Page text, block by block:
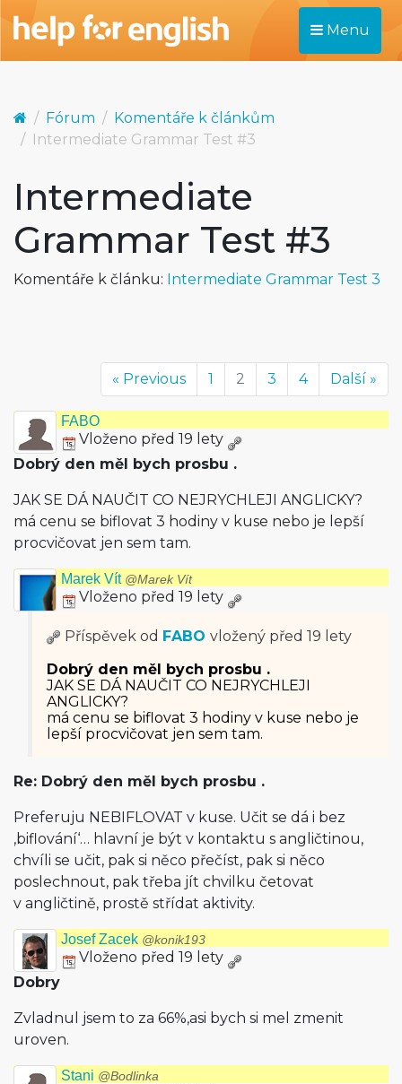
Menu
Fórum
Komentáře k článkům
Intermediate Grammar Test #3
Intermediate
Grammar Test #3
Komentáře k článku: Intermediate Grammar Test 3
« Previous 1 2 3 4 Další »
FABO
Vloženo před 19 lety
Dobrý den měl bych prosbu .
JAK SE DÁ NAUČIT CO NEJRYCHLEJI ANGLICKY?
má cenu se biflovat 3 hodiny v kuse nebo je lepší
procvičovat jen sem tam.
Marek Vít @Marek Vít
Vloženo před 19 lety
Příspěvek od FABO vložený před 19 lety
Dobrý den měl bych prosbu .
JAK SE DÁ NAUČIT CO NEJRYCHLEJI
ANGLICKY?
má cenu se biflovat 3 hodiny v kuse nebo je
lepší procvičovat jen sem tam.
Re: Dobrý den měl bych prosbu .
Preferuju NEBIFLOVAT v kuse. Učit se dá i bez
‚biflování‘… hlavní je být v kontaktu s angličtinou,
chvíli se učit, pak si něco přečíst, pak si něco
poslechnout, pak třeba jít chvilku četovat
v angličtině, prostě střídat aktivity.
Josef Zacek @konik193
Vloženo před 19 lety
Dobry
Zvladnul jsem to za 66%,asi bych si mel zmenit
uroven.
Stani @Bodlinka